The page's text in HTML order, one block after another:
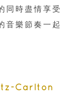
同時盡情享受
音樂節奏一起
Carlton